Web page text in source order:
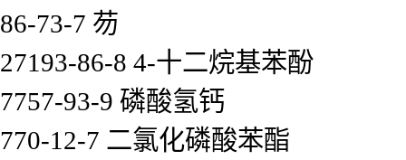
86-73-7 芴
27193-86-8 4-十二烷基苯酚
7757-93-9 磷酸氢钙
770-12-7 二氯化磷酸苯酯